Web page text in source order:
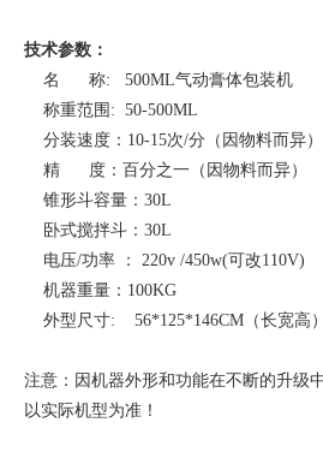
技术参数：
名 称: 500ML气动膏体包装机
称重范围: 50-500ML
分装速度：10-15次/分（因物料而异）
精 度：百分之一（因物料而异）
锥形斗容量：30L
卧式搅拌斗：30L
电压/功率 ： 220v /450w(可改110V)
机器重量：100KG
外型尺寸: 56*125*146CM（长宽高）
注意：因机器外形和功能在不断的升级
以实际机型为准！